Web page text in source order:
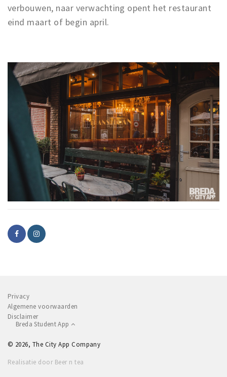
verbouwen, naar verwachting opent het restaurant
eind maart of begin april.
Privacy
Algemene voorwaarden
Disclaimer
Breda Student App
© 2026, The City App Company
Realisatie door Beer n tea